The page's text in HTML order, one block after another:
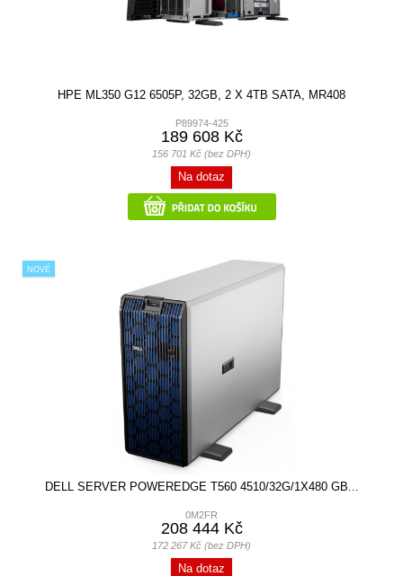
HPE ML350 G12 6505P, 32GB, 2 X 4TB SATA, MR408
P89974-425
189 608 Kč
156 701 Kč (bez DPH)
Na dotaz
NOVÉ
DELL SERVER POWEREDGE T560 4510/32G/1X480 GB...
0M2FR
208 444 Kč
172 267 Kč (bez DPH)
Na dotaz